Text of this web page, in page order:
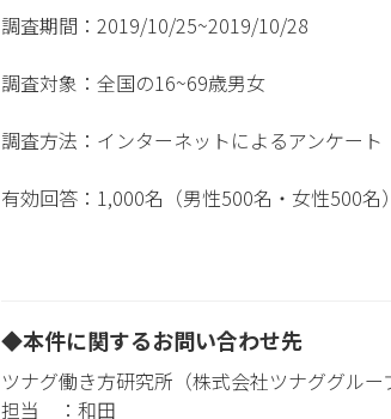
調査期間：2019/10/25~2019/10/28
調査対象：全国の16~69歳男女
調査方法：インターネットによるアンケート
有効回答：1,000名（男性500名・女性500名）
◆本件に関するお問い合わせ先
ツナグ働き方研究所（株式会社ツナググルー
担当 ：和田